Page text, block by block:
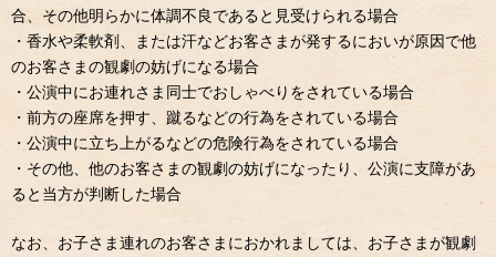
合、その他明らかに体調不良であると見受けられる場合
・香水や柔軟剤、または汗などお客さまが発するにおいが原因で他
のお客さまの観劇の妨げになる場合
・公演中にお連れさま同士でおしゃべりをされている場合
・前方の座席を押す、蹴るなどの行為をされている場合
・公演中に立ち上がるなどの危険行為をされている場合
・その他、他のお客さまの観劇の妨げになったり、公演に支障があ
ると当方が判断した場合
なお、お子さま連れのお客さまにおかれましては、お子さまが観劇